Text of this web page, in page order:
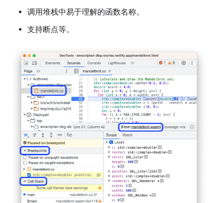
调用堆栈中易于理解的函数名称。
支持断点等。